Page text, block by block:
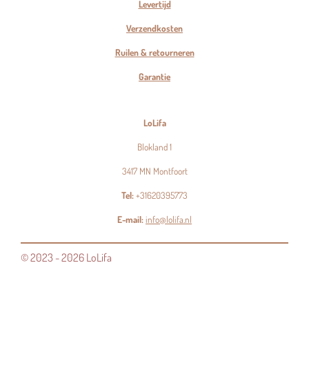
Levertijd
Verzendkosten
Ruilen & retourneren
Garantie
LoLifa
Blokland 1
3417 MN Montfoort
Tel:+31620395773
E-mail:info@lolifa.nl
© 2023 - 2026 LoLifa